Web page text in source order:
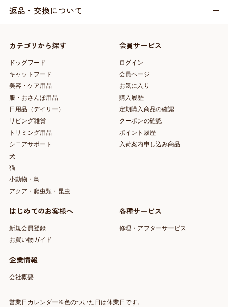
返品・交換について
カテゴリから探す
ドッグフード
キャットフード
美容・ケア用品
服・おさんぽ用品
日用品（デイリー）
リビング雑貨
トリミング用品
シニアサポート
犬
猫
小動物・鳥
アクア・爬虫類・昆虫
会員サービス
ログイン
会員ページ
お気に入り
購入履歴
定期購入商品の確認
クーポンの確認
ポイント履歴
入荷案内申し込み商品
はじめてのお客様へ
新規会員登録
お買い物ガイド
各種サービス
修理・アフターサービス
企業情報
会社概要
営業日カレンダー※色のついた日は休業日です。